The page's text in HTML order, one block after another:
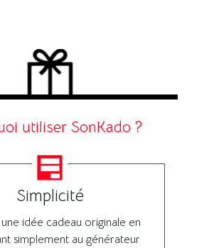
utiliser SonKado ?
Simplicité
idée cadeau originale en
simplement au générateur